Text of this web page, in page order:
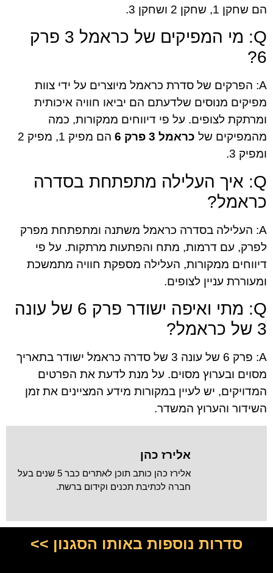
הם שחקן 1, שחקן 2 ושחקן 3.
Q: מי המפיקים של כראמל 3 פרק
6?
A: הפרקים של סדרת כראמל מיוצרים על ידי צוות
מפיקים מנוסים שלדעתם הם יביאו חוויה איכותית
ומרתקת לצופים. על פי דיווחים ממקורות, כמה
מהמפיקים של כראמל 3 פרק 6
הם מפיק 1, מפיק 2
ומפיק 3.
Q: איך העלילה מתפתחת בסדרה
כראמל?
A: העלילה בסדרה כראמל משתנה ומתפתחת מפרק
לפרק, עם דרמות, מתח והפתעות מרתקות. על פי
דיווחים ממקורות, העלילה מספקת חוויה מתמשכת
ומעוררת עניין לצופים.
Q: מתי ואיפה ישודר פרק 6 של עונה
3 של כראמל?
A: פרק 6 של עונה 3 של סדרה כראמל ישודר בתאריך
מסוים ובערוץ מסוים. על מנת לדעת את הפרטים
המדויקים, יש לעיין במקורות מידע המציינים את זמן
השידור והערוץ המשדר.
אלירז כהן
אלירז כהן כותב תוכן לאתרים כבר 5 שנים בעל
חברה לכתיבת תכנים וקידום ברשת.
סדרות נוספות באותו הסגנון >>